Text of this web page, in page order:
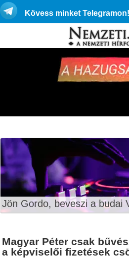
Kövess minket Telegramon!
Jön Gordo, beveszi a budai
Magyar Péter csak
a képviselői fizetések